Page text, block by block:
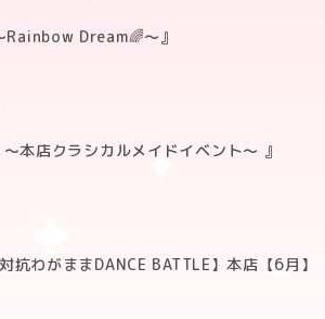
Dream🌈〜』
本店クラシカルメイドイベント〜 』
抗わがままDANCE BATTLE】本店【6月】